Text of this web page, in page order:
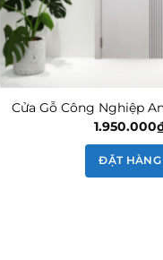
Cửa Gỗ Công Nghiệp
1.950.000
ĐẶT HÀNG